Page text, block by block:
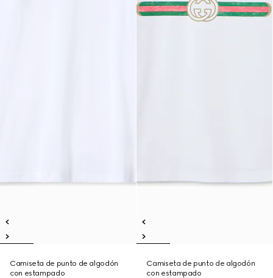
Camiseta de punto de algodón
con estampado
Camiseta de punto de algodón
con estampado